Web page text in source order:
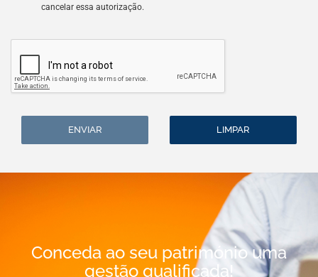
cancelar essa autorização.
ENVIAR LIMPAR
Conceda ao seu património uma
gestão qualificada!